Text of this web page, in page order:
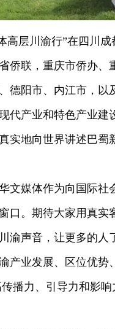
高层川渝行”在四川
联，重庆市侨办、
德阳市、内江市，
代产业和特色产业
地向世界讲述巴蜀
文媒体作为向国际
口。期待大家用真
渝声音，让更多的
产业发展、区位优
播力、引导力和影